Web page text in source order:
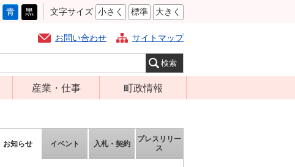
青 黒 文字サイズ 小さく 標準 大きく
お問い合わせ サイトマップ
産業・仕事
就労支援
町政情報
組織案内
庁舎案内
お知らせ イベント 入札・契約
プレスリリー
ス